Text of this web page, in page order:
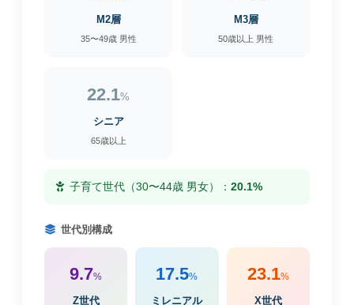
M2層
35〜49歳 男性
M3層
50歳以上 男性
22.1%
シニア
65歳以上
子育て世代（30〜44歳 男女）： 20.1%
世代別構成
9.7%
Z世代
17.5%
ミレニアル
23.1%
X世代